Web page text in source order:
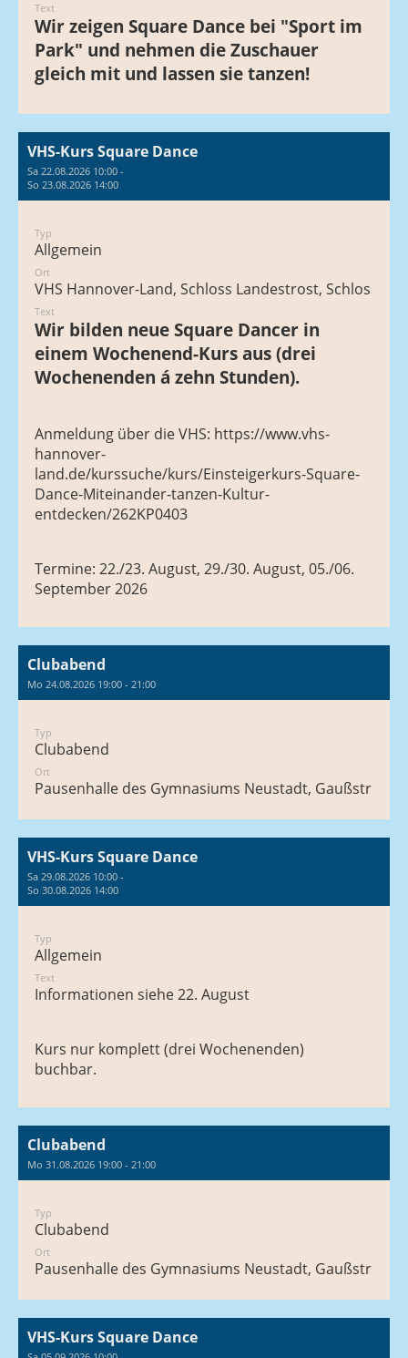
Text
Wir zeigen Square Dance bei "Sport im
Park" und nehmen die Zuschauer
gleich mit und lassen sie tanzen!
VHS-Kurs Square Dance
Sa 22.08.2026 10:00 -
So 23.08.2026 14:00
Typ
Allgemein
Ort
VHS Hannover-Land, Schloss Landestrost,
Text
Wir bilden neue Square Dancer in
einem Wochenend-Kurs aus (drei
Wochenenden á zehn Stunden).
Anmeldung über die VHS: https://www.vhs-
hannover-
land.de/kurssuche/kurs/Einsteigerkurs-Square-
Dance-Miteinander-tanzen-Kultur-
entdecken/262KP0403
Termine: 22./23. August, 29./30. August, 05./06.
September 2026
Clubabend
Mo 24.08.2026 19:00 - 21:00
Typ
Clubabend
Ort
Pausenhalle des Gymnasiums Neustadt, Gaußstraße
VHS-Kurs Square Dance
Sa 29.08.2026 10:00 -
So 30.08.2026 14:00
Typ
Allgemein
Text
Informationen siehe 22. August
Kurs nur komplett (drei Wochenenden)
buchbar.
Clubabend
Mo 31.08.2026 19:00 - 21:00
Typ
Clubabend
Ort
Pausenhalle des Gymnasiums Neustadt, Gaußstraße
VHS-Kurs Square Dance